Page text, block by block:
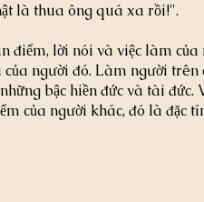
là thua ông quá xa rồi!".
điểm, lời nói và việc làm
người đó. Làm người
bậc hiền đức và tài đức.
của người khác, đó là đặc